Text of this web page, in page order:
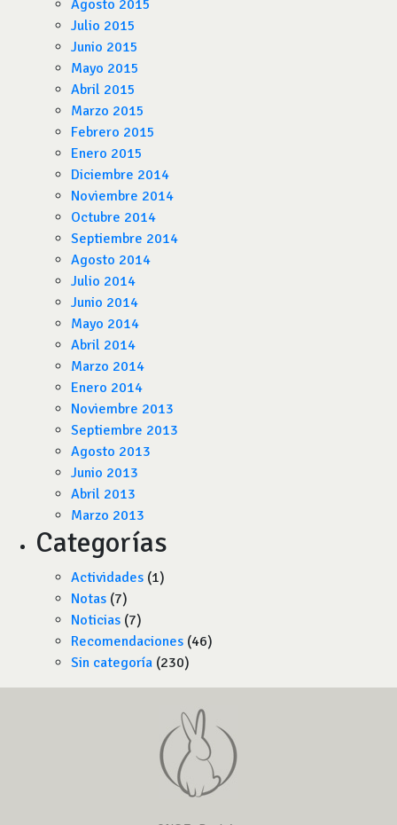
Agosto 2015
Julio 2015
Junio 2015
Mayo 2015
Abril 2015
Marzo 2015
Febrero 2015
Enero 2015
Diciembre 2014
Noviembre 2014
Octubre 2014
Septiembre 2014
Agosto 2014
Julio 2014
Junio 2014
Mayo 2014
Abril 2014
Marzo 2014
Enero 2014
Noviembre 2013
Septiembre 2013
Agosto 2013
Junio 2013
Abril 2013
Marzo 2013
Categorías
Actividades (1)
Notas (7)
Noticias (7)
Recomendaciones (46)
Sin categoría (230)